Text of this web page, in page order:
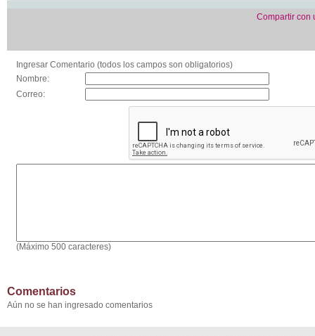
Compartir con
Ingresar Comentario (todos los campos son obligatorios)
Nombre:
Correo:
(Máximo 500 caracteres)
Comentarios
Aún no se han ingresado comentarios